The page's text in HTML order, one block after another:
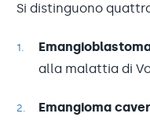
Si distinguono
alla malattia di
Emangioma